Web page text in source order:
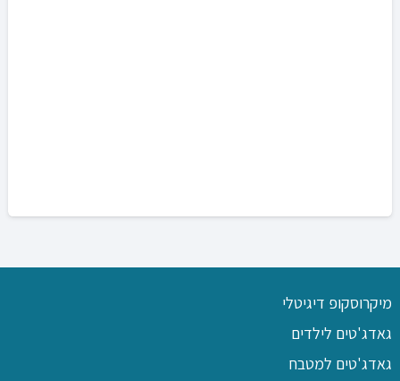
מיקרוסקופ דיגיטלי
גאדג'טים לילדים
גאדג'טים למטבח